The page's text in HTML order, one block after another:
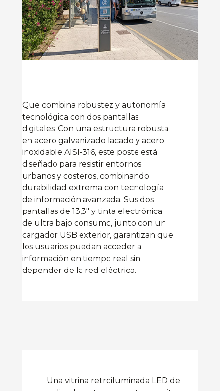
Que combina robustez y autonomía
tecnológica con dos pantallas
digitales. Con una estructura robusta
en acero galvanizado lacado y acero
inoxidable AISI-316, este poste está
diseñado para resistir entornos
urbanos y costeros, combinando
durabilidad extrema con tecnología
de información avanzada. Sus dos
pantallas de 13,3″ y tinta electrónica
de ultra bajo consumo, junto con un
cargador USB exterior, garantizan que
los usuarios puedan acceder a
información en tiempo real sin
depender de la red eléctrica.
Una vitrina retroiluminada LED de